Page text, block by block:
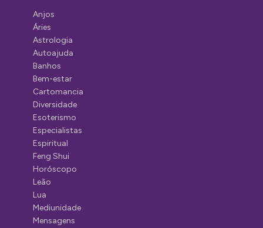
Anjos
Áries
Astrologia
Autoajuda
Banhos
Bem-estar
Cartomancia
Diversidade
Esoterismo
Especialistas
Espiritual
Feng Shui
Horóscopo
Leão
Lua
Mediunidade
Mensagens